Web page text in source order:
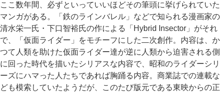
ここ数年間、必ずといっていいほどその筆頭に挙げられていた
マンガがある。「鉄のラインバレル」などで知られる漫画家の
清水栄一氏・下口智裕氏の作による「Hybrid Insector」がそれ
で、「仮面ライダー」をモチーフにした二次創作。内容は、か
つて人類を助けた仮面ライダー達が逆に人類から迫害される側
に回った時代を描いたシリアスな内容で、昭和のライダーシリ
ーズにハマった人たちであれば胸踊る内容。商業誌での連載な
ども模索していたようだが、このたび版元である東映からの正